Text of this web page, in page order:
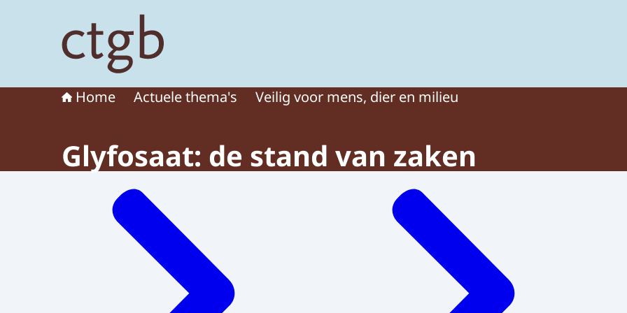
Home Actuele thema's Veilig voor mens, dier en milieu
Glyfosaat: de stand van zaken